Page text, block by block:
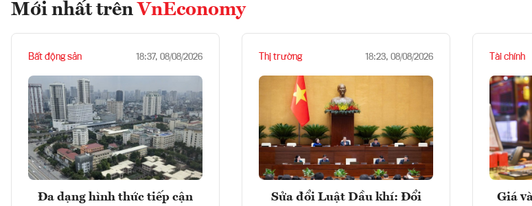
Mới nhất trên VnEconomy
Bất động sản 18:37, 08/08/2026
Đa dạng hình thức tiếp cận
Thị trường 18:23, 08/08/2026
Sửa đổi Luật Dầu khí: Đổi
Tài chính
Giá